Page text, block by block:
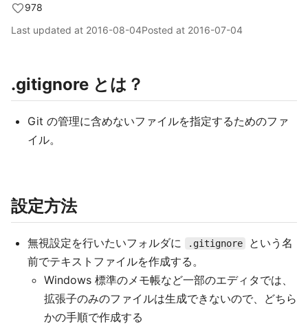
978
Last updated at 2016-08-04Posted at 2016-07-04
.gitignore とは？
Git の管理に含めないファイルを指定するためのファ
イル。
設定方法
無視設定を行いたいフォルダに .gitignore
という名
前でテキストファイルを作成する。
Windows 標準のメモ帳など一部のエディタでは、
拡張子のみのファイルは生成できないので、どちら
かの手順で作成する